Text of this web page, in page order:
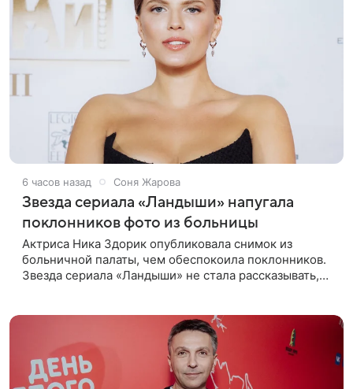
6 часов назад Соня Жарова
Звезда сериала «Ландыши» напугала
поклонников фото из больницы
Актриса Ника Здорик опубликовала снимок из
больничной палаты, чем обеспокоила поклонников.
Звезда сериала «Ландыши» не стала рассказывать,